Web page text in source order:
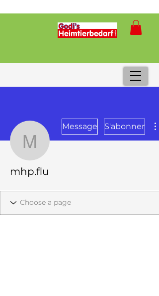
mhp.flu
Message S'abonner
mhp.flu